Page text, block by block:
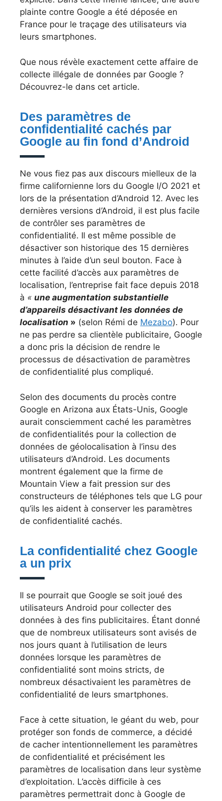
plainte contre Google a été déposée en
France pour le traçage des utilisateurs via
leurs smartphones.
Que nous révèle exactement cette affaire de
collecte illégale de données par Google ?
Découvrez-le dans cet article.
Des paramètres de
confidentialité cachés par
Google au fin fond d’Android
Ne vous fiez pas aux discours mielleux de la
firme californienne lors du Google I/O 2021 et
lors de la présentation d’Android 12. Avec les
dernières versions d’Android, il est plus facile
de contrôler ses paramètres de
confidentialité. Il est même possible de
désactiver son historique des 15 dernières
minutes à l’aide d’un seul bouton. Face à
cette facilité d’accès aux paramètres de
localisation, l’entreprise fait face depuis 2018
à « une augmentation substantielle
d’appareils désactivant les données de
localisation » (selon Rémi de Mezabo). Pour
ne pas perdre sa clientèle publicitaire, Google
a donc pris la décision de rendre le
processus de désactivation de paramètres
de confidentialité plus compliqué.
Selon des documents du procès contre
Google en Arizona aux États-Unis, Google
aurait consciemment caché les paramètres
de confidentialités pour la collection de
données de géolocalisation à l’insu des
utilisateurs d’Android. Les documents
montrent également que la firme de
Mountain View a fait pression sur des
constructeurs de téléphones tels que LG pour
qu’ils les aident à conserver les paramètres
de confidentialité cachés.
La confidentialité chez Google
a un prix
Il se pourrait que Google se soit joué des
utilisateurs Android pour collecter des
données à des fins publicitaires. Étant donné
que de nombreux utilisateurs sont avisés de
nos jours quant à l’utilisation de leurs
données lorsque les paramètres de
confidentialité sont moins stricts, de
nombreux désactivaient les paramètres de
confidentialité de leurs smartphones.
Face à cette situation, le géant du web, pour
protéger son fonds de commerce, a décidé
de cacher intentionnellement les paramètres
de confidentialité et précisément les
paramètres de localisation dans leur système
d’exploitation. L’accès difficile à ces
paramètres permettrait donc à Google de